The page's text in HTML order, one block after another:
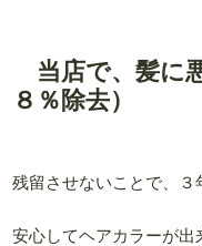
当店で、髪に
８％除去）
残留させないことで、３
安心してヘアカラーが出